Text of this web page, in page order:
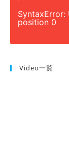
position 0
Video一覧